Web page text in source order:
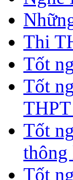
Thi
Tốt
Tốt
Tốt
Tốt